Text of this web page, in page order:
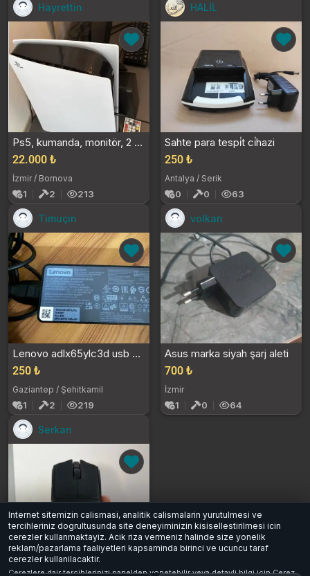
Hayrettin
Ps5, kumanda, monitör, 2 hoparlör, klavye ve fare
22.000 ₺
İzmir / Bornova
1 2 213
HALİL
Sahte para tespi̇t ci̇hazi
250 ₺
Antalya / Serik
0 0 63
Timuçin
Lenovo adlx65ylc3d usb c 65w ac adapter
250 ₺
Gaziantep / Şehitkamil
1 2 219
volkan
Asus marka siyah şarj aleti
700 ₺
İzmir
1 0 64
Serkan
Siyah kablosuz fare
Internet sitemizin calismasi, analitik calismalarin yurutulmesi ve
tercihleriniz dogrultusunda site deneyiminizin kisisellestirilmesi icin
cerezler kullanmaktayiz. Acik riza vermeniz halinde size yonelik
reklam/pazarlama faaliyetleri kapsaminda birinci ve ucuncu taraf
cerezler kullanilacaktir.
Cerezlere dair tercihlerinizi panelden yonetebilir veya detayli bilgi icinCerez